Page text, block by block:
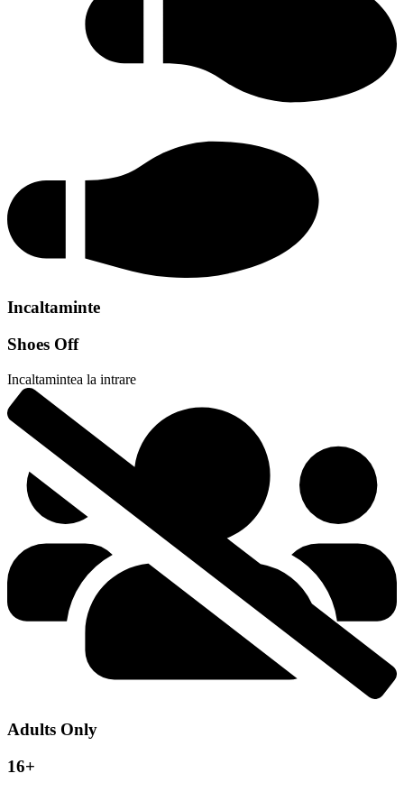
Incaltaminte
Shoes Off
Incaltamintea la intrare
Adults Only
16+